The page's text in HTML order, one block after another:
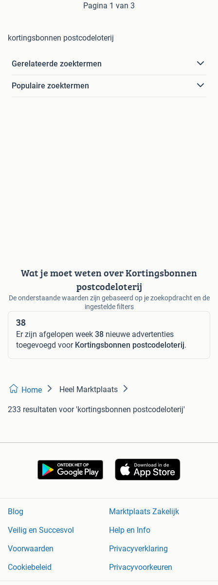
Pagina 1 van 3
kortingsbonnen postcodeloterij
Gerelateerde zoektermen
Populaire zoektermen
Wat je moet weten over Kortingsbonnen
postcodeloterij
De onderstaande waarden zijn gebaseerd op je zoekopdracht en de
ingestelde filters
38
Er zijn afgelopen week 38 nieuwe advertenties
toegevoegd voor Kortingsbonnen postcodeloterij.
Home Heel Marktplaats
233 resultaten voor 'kortingsbonnen postcodeloterij'
Blog
Marktplaats Zakelijk
Veilig en Succesvol
Help en Info
Voorwaarden
Privacyverklaring
Cookiebeleid
Privacyvoorkeuren